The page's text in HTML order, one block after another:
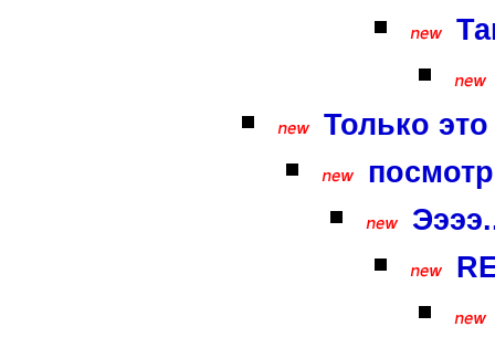
Только